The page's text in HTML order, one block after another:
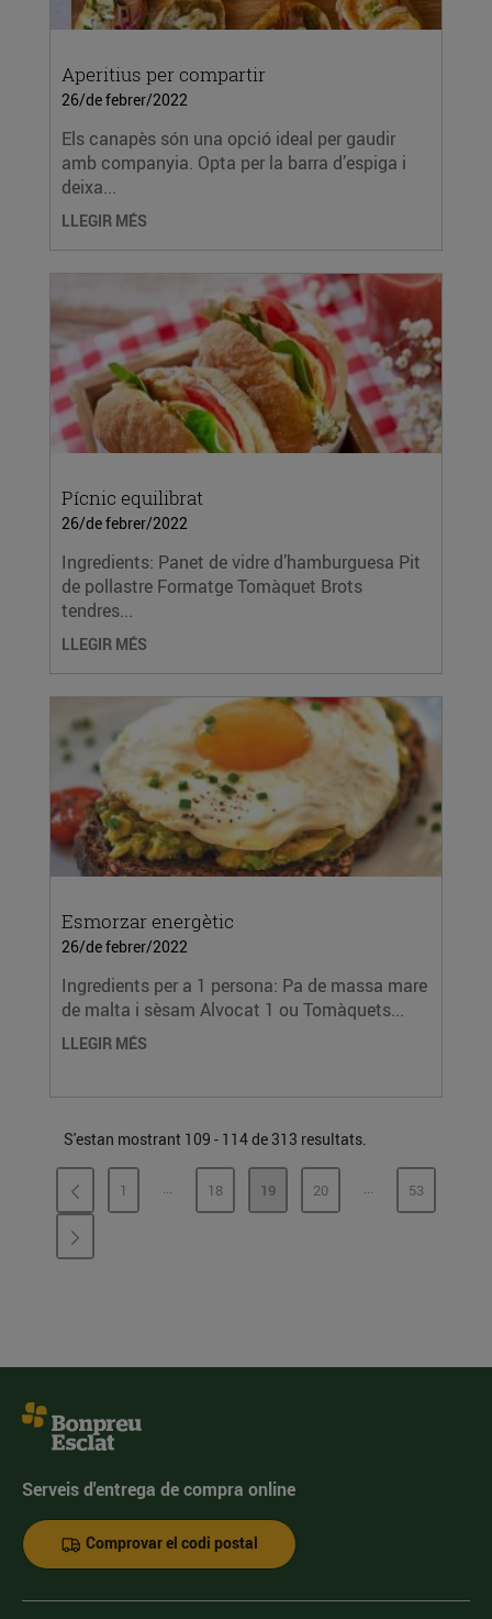
Aperitius per compartir
26/de febrer/2022
Els canapès són una opció ideal per gaudir
amb companyia. Opta per la barra d’espiga i
deixa...
LLEGIR MÉS
Pícnic equilibrat
26/de febrer/2022
Ingredients: Panet de vidre d’hamburguesa Pit
de pollastre Formatge Tomàquet Brots
tendres...
LLEGIR MÉS
Esmorzar energètic
26/de febrer/2022
Ingredients per a 1 persona: Pa de massa mare
de malta i sèsam Alvocat 1 ou Tomàquets...
LLEGIR MÉS
S'estan mostrant 109 - 114 de 313 resultats.
PÀGINA
1 ...PÀGINES INTERMÈDIES
PÀGINA
18 PÀGINA
19 PÀGINA
20 ...PÀGINESPÀGINA
53
Serveis d'entrega de compra online
Comprovar el codi postal